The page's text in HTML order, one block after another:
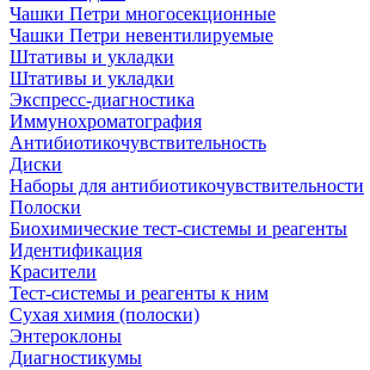
Чашки Петри многосекционные
Чашки Петри невентилируемые
Штативы и укладки
Штативы и укладки
Экспресс-диагностика
Иммунохроматография
Антибиотикочувствительность
Диски
Наборы для антибиотикочувствительности
Полоски
Биохимические тест-системы и реагенты
Идентификация
Красители
Тест-системы и реагенты к ним
Сухая химия (полоски)
Энтероклоны
Диагностикумы